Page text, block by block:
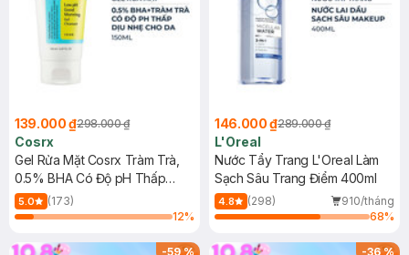
139.000 ₫298.000 ₫
Cosrx
Gel Rửa Mặt Cosrx Tràm Trà,
0.5% BHA Có Độ pH Thấp
150ml
5.0
(173)
12%
146.000 ₫289.000 ₫
L'Oreal
Nước Tẩy Trang L'Oreal Làm
Sạch Sâu Trang Điểm 400ml
4.8 (298)
910/tháng
68%
-59% -36%